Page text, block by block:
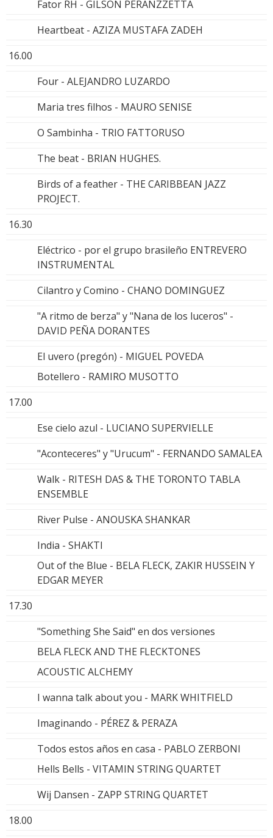
Fator RH - GILSON PERANZZETTA
Heartbeat - AZIZA MUSTAFA ZADEH
16.00
Four - ALEJANDRO LUZARDO
Maria tres filhos - MAURO SENISE
O Sambinha - TRIO FATTORUSO
The beat - BRIAN HUGHES.
Birds of a feather - THE CARIBBEAN JAZZ
PROJECT.
16.30
Eléctrico - por el grupo brasileño ENTREVERO
INSTRUMENTAL
Cilantro y Comino - CHANO DOMINGUEZ
"A ritmo de berza" y "Nana de los luceros" -
DAVID PEÑA DORANTES
El uvero (pregón) - MIGUEL POVEDA
Botellero - RAMIRO MUSOTTO
17.00
Ese cielo azul - LUCIANO SUPERVIELLE
"Aconteceres" y "Urucum" - FERNANDO SAMALEA
Walk - RITESH DAS & THE TORONTO TABLA
ENSEMBLE
River Pulse - ANOUSKA SHANKAR
India - SHAKTI
Out of the Blue - BELA FLECK, ZAKIR HUSSEIN Y
EDGAR MEYER
17.30
"Something She Said" en dos versiones
BELA FLECK AND THE FLECKTONES
ACOUSTIC ALCHEMY
I wanna talk about you - MARK WHITFIELD
Imaginando - PÉREZ & PERAZA
Todos estos años en casa - PABLO ZERBONI
Hells Bells - VITAMIN STRING QUARTET
Wij Dansen - ZAPP STRING QUARTET
18.00